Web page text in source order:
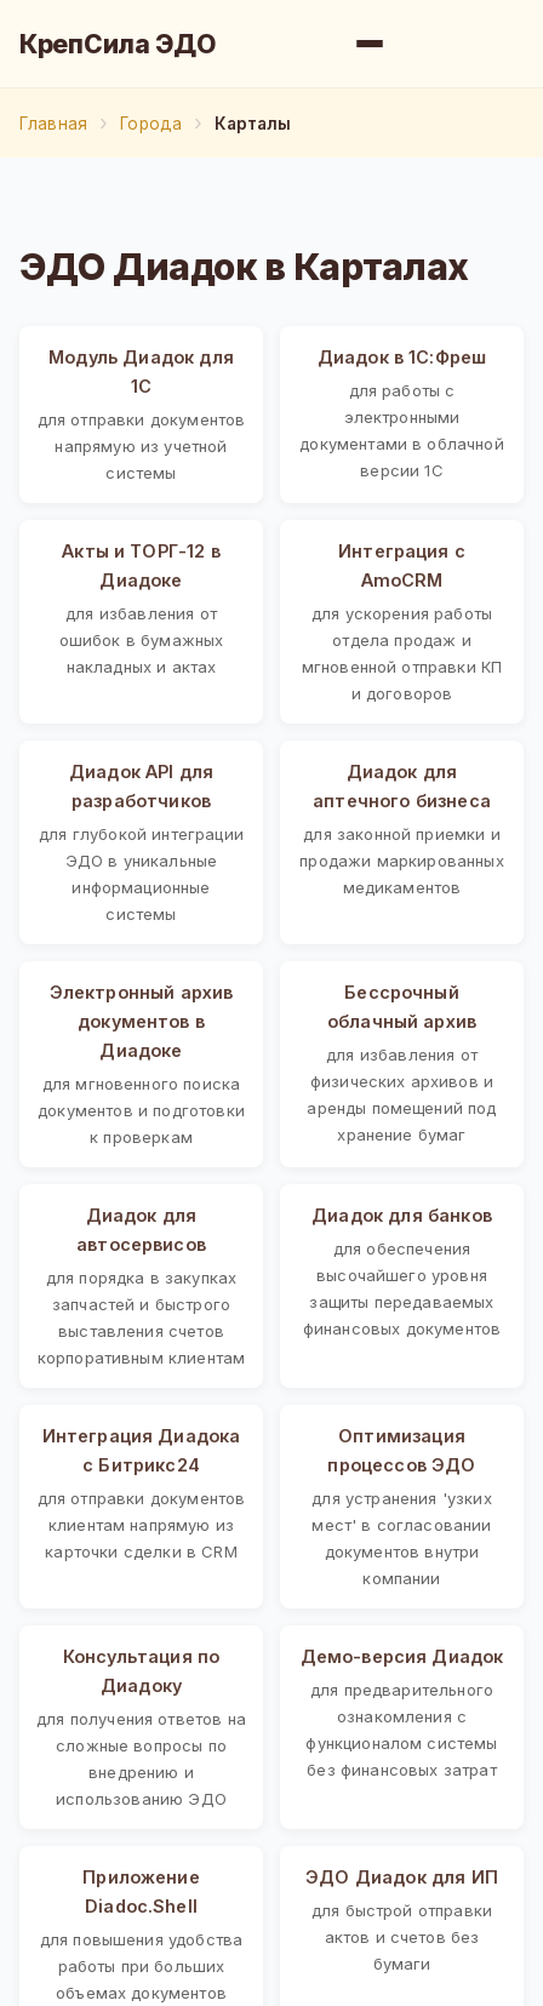
КрепСила ЭДО
Главная Города Карталы
ЭДО Диадок в Карталах
Модуль Диадок для
1С
для отправки документов
напрямую из учетной
системы
Диадок в 1С:Фреш
для работы с
электронными
документами в облачной
версии 1С
Акты и ТОРГ-12 в
Диадоке
для избавления от
ошибок в бумажных
накладных и актах
Интеграция с
AmoCRM
для ускорения работы
отдела продаж и
мгновенной отправки КП
и договоров
Диадок API для
разработчиков
для глубокой интеграции
ЭДО в уникальные
информационные
системы
Диадок для
аптечного бизнеса
для законной приемки и
продажи маркированных
медикаментов
Электронный архив
документов в
Диадоке
для мгновенного поиска
документов и подготовки
к проверкам
Бессрочный
облачный архив
для избавления от
физических архивов и
аренды помещений под
хранение бумаг
Диадок для
автосервисов
для порядка в закупках
запчастей и быстрого
выставления счетов
корпоративным клиентам
Диадок для банков
для обеспечения
высочайшего уровня
защиты передаваемых
финансовых документов
Интеграция Диадока
с Битрикс24
для отправки документов
клиентам напрямую из
карточки сделки в CRM
Оптимизация
процессов ЭДО
для устранения 'узких
мест' в согласовании
документов внутри
компании
Консультация по
Диадоку
для получения ответов на
сложные вопросы по
внедрению и
использованию ЭДО
Демо-версия Диадок
для предварительного
ознакомления с
функционалом системы
без финансовых затрат
Приложение
Diadoc.Shell
для повышения удобства
работы при больших
объемах документов
ЭДО Диадок для ИП
для быстрой отправки
актов и счетов без
бумаги